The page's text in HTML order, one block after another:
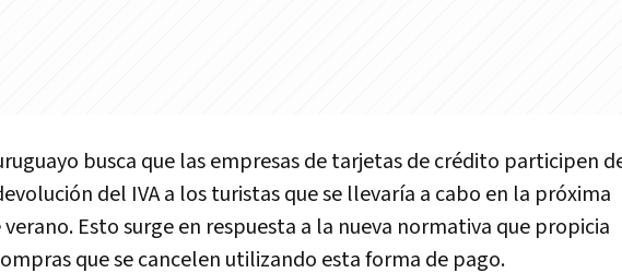
busca que las empresas de tarjetas de crédito participen
del IVA a los turistas que se llevarí­a a cabo en la próxima
Esto surge en respuesta a la nueva normativa que propicia
que se cancelen utilizando esta forma de pago.